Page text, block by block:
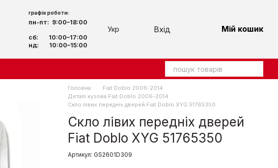
графік роботи:
пн-пт: 9:00–18:00
сб: 10:00–17:00
нд: 10:00–15:00
Укр Вхід Мій кошик
Головна
Fiat Doblo 2006-2014
Деталі кузова Fiat Doblo 2006-2014
Скло лівих передніх дверей Fiat Doblo XYG 51765350
Скло лівих передніх дверей
Fiat Doblo XYG 51765350
Артикул: GS2601D309